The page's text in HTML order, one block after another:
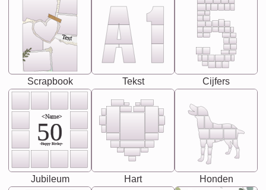
Text
Scrapbook Tekst Cijfers
<Name>
50
-Happy Birday-
Jubileum Hart Honden